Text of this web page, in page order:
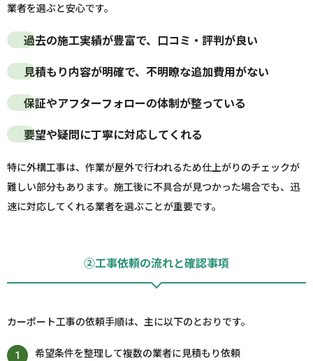
業者を選ぶと安心です。
過去の施工実績が豊富で、口コミ・評判が良い
見積もり内容が明確で、不明瞭な追加費用がない
保証やアフターフォローの体制が整っている
要望や疑問に丁寧に対応してくれる
特に外構工事は、作業が屋外で行われるため仕上がりのチェックが
難しい部分もあります。施工後に不具合が見つかった場合でも、迅
速に対応してくれる業者を選ぶことが重要です。
②工事依頼の流れと確認事項
カーポート工事の依頼手順は、主に以下のとおりです。
希望条件を整理して複数の業者に見積もり依頼